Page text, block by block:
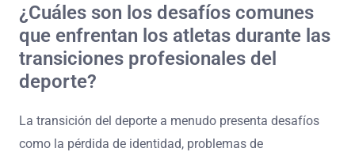
¿Cuáles son los desafíos comunes
que enfrentan los atletas durante las
transiciones profesionales del
deporte?
La transición del deporte a menudo presenta desafíos
como la pérdida de identidad, problemas de